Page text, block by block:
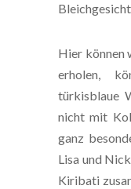
Hier können
erholen,
türkisblaue
nicht mit
ganz
Lisa und
Kiribati